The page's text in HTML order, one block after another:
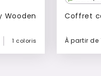
Wooden
1 coloris
Coffret
À partir de